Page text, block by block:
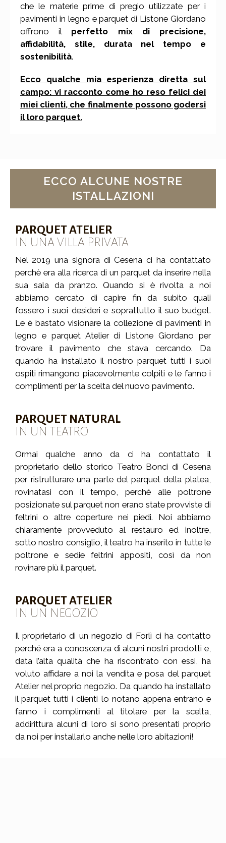
che le materie prime di pregio utilizzate per i
pavimenti in legno e parquet di Listone Giordano
offrono il perfetto mix di precisione,
affidabilità, stile, durata nel tempo e
sostenibilità.
Ecco qualche mia esperienza diretta sul
campo: vi racconto come ho reso felici dei
miei clienti, che finalmente possono godersi
il loro parquet.
ECCO ALCUNE NOSTRE
ISTALLAZIONI
PARQUET ATELIER
IN UNA VILLA PRIVATA
Nel 2019 una signora di Cesena ci ha contattato
perchè era alla ricerca di un parquet da inserire nella
sua sala da pranzo. Quando si è rivolta a noi
abbiamo cercato di capire fin da subito quali
fossero i suoi desideri e soprattutto il suo budget.
Le è bastato visionare la collezione di pavimenti in
legno e parquet Atelier di Listone Giordano per
trovare il pavimento che stava cercando. Da
quando ha installato il nostro parquet tutti i suoi
ospiti rimangono piacevolmente colpiti e le fanno i
complimenti per la scelta del nuovo pavimento.
PARQUET NATURAL
IN UN TEATRO
Ormai qualche anno da ci ha contattato il
proprietario dello storico Teatro Bonci di Cesena
per ristrutturare una parte del parquet della platea,
rovinatasi con il tempo, perché alle poltrone
posizionate sul parquet non erano state provviste di
feltrini o altre coperture nei piedi. Noi abbiamo
chiaramente provveduto al restauro ed inoltre,
sotto nostro consiglio, il teatro ha inserito in tutte le
poltrone e sedie feltrini appositi, così da non
rovinare più il parquet.
PARQUET ATELIER
IN UN NEGOZIO
Il proprietario di un negozio di Forlì ci ha contatto
perché era a conoscenza di alcuni nostri prodotti e,
data l’alta qualità che ha riscontrato con essi, ha
voluto affidare a noi la vendita e posa del parquet
Atelier nel proprio negozio. Da quando ha installato
il parquet tutti i clienti lo notano appena entrano e
fanno i complimenti al titolare per la scelta,
addirittura alcuni di loro si sono presentati proprio
da noi per installarlo anche nelle loro abitazioni!